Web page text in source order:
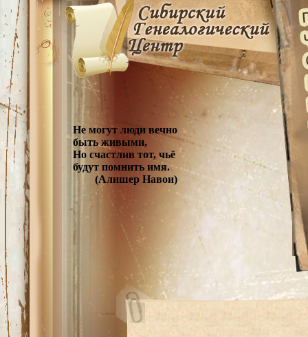
Не могут люди вечно
быть живыми,
Но счастлив тот, чьё
будут помнить имя.
(Алишер Навои)